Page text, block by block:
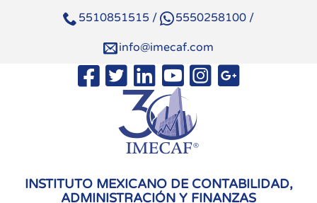
5510851515 / 5550258100 /
info@imecaf.com
INSTITUTO MEXICANO DE CONTABILIDAD,
ADMINISTRACIÓN Y FINANZAS